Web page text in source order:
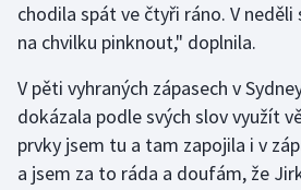
chodila spát ve čtyři ráno. V neděli
na chvilku pinknout," doplnila.
V pěti vyhraných zápasech v
dokázala podle svých slov využít
prvky jsem tu a tam zapojila i v
a jsem za to ráda a doufám, že